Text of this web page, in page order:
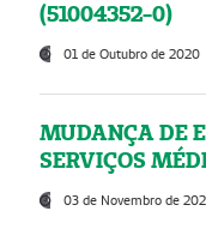
(51004352-0)
01 de Outubro de 2020
MUDANÇA DE
SERVIÇOS
03 de Novembro de